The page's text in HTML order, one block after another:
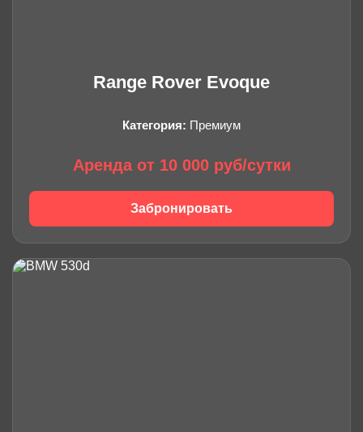
Range Rover Evoque
Категория: Премиум
Аренда от 10 000 руб/сутки
Забронировать